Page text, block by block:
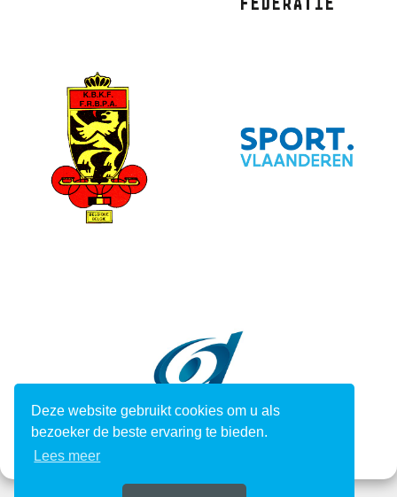
Deze website gebruikt cookies om u als
bezoeker de beste ervaring te bieden.
Lees meer